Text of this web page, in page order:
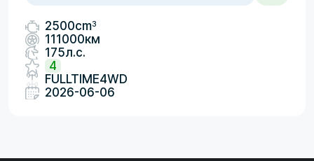
2500cm3
111000км
175л.с.
4
FULLTIME4WD
2026-06-06